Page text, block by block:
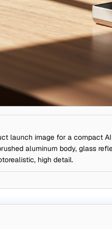
launch image for a compact
aluminum body, glass
high detail.